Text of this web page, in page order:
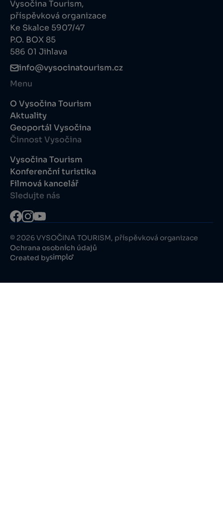
Vysočina Tourism,
příspěvková organizace
Ke Skalce 5907/47
P.O. BOX 85
586 01 Jihlava
info@vysocinatourism.cz
Menu
O Vysočina Tourism
Aktuality
Geoportál Vysočina
Činnost Vysočina
Vysočina Tourism
Konferenční turistika
Filmová kancelář
Sledujte nás
© 2026 VYSOČINA TOURISM, příspěvková organizace
Ochrana osobních údajů
Created by